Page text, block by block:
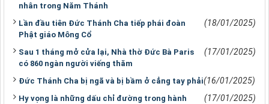
nhân trong Năm Thánh
Lần đầu tiên Đức Thánh Cha tiếp phái đoàn
Phật giáo Mông Cổ
(18/01/2025)
Sau 1 tháng mở cửa lại, Nhà thờ Đức Bà Paris
có 860 ngàn người viếng thăm
(17/01/2025)
Đức Thánh Cha bị ngã và bị bầm ở cẳng tay phải(16/01/2025)
Hy vọng là những dấu chỉ đường trong hành
(17/01/2025)